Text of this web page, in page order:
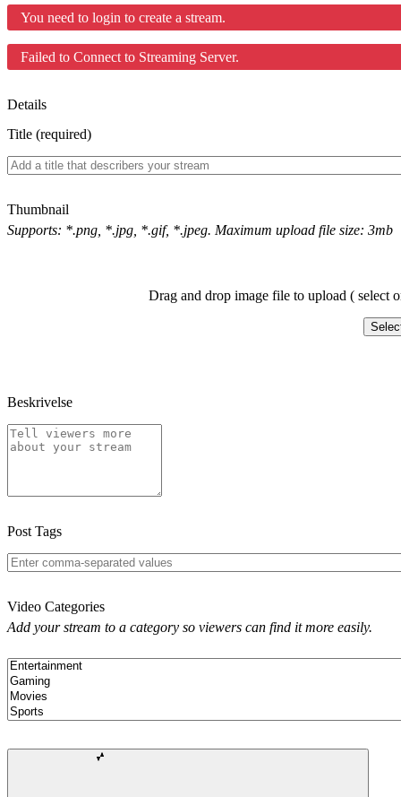
You need to login to create a stream.
Failed to Connect to Streaming Server.
Details
Title (required)
Thumbnail
Supports: *.png, *.jpg, *.gif, *.jpeg. Maximum upload file size: 3mb
Drag and drop image file to upload ( select
Beskrivelse
Post Tags
Video Categories
Add your stream to a category so viewers can find it more easily.